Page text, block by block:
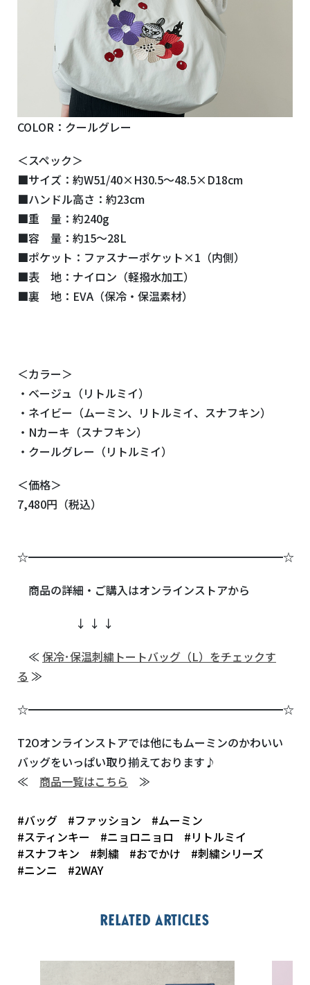
COLOR：クールグレー
＜スペック＞
■サイズ：約W51/40×H30.5～48.5×D18cm
■ハンドル高さ：約23cm
■重 量：約240g
■容 量：約15～28L
■ポケット：ファスナーポケット×1（内側）
■表 地：ナイロン（軽撥水加工）
■裏 地：EVA（保冷・保温素材）
＜カラー＞
・ベージュ（リトルミイ）
・ネイビー（ムーミン、リトルミイ、スナフキン）
・Nカーキ（スナフキン）
・クールグレー（リトルミイ）
＜価格＞
7,480円（税込）
☆━━━━━━━━━━━━━━━━━━━━━━━☆
商品の詳細・ご購入はオンラインストアから
↓ ↓ ↓
≪ 保冷･保温刺繍トートバッグ（L）をチェックす
る ≫
☆━━━━━━━━━━━━━━━━━━━━━━━☆
T2Oオンラインストアでは他にもムーミンのかわいい
バッグをいっぱい取り揃えております♪
≪ 商品一覧はこちら ≫
#バッグ #ファッション
#ムーミン
#スティンキー
#ニョロニョロ
#リトルミイ
#スナフキン
#刺繍 #おでかけ
#刺繍シリーズ
#ニンニ
#2WAY
Related articles